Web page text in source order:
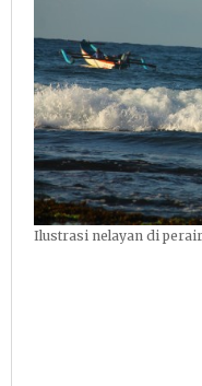
Ilustrasi nelayan di